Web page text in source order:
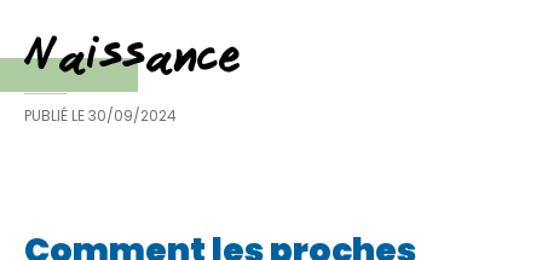
Naissance
PUBLIÉ LE30/09/2024